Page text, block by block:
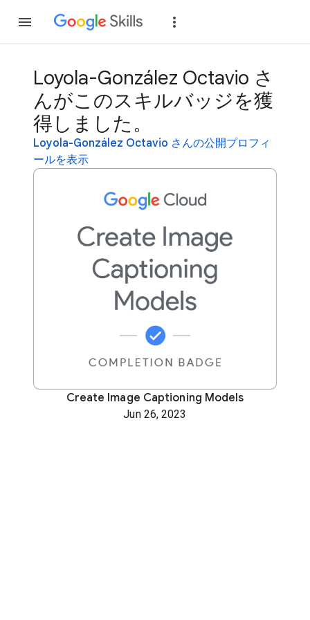
Loyola-González Octavio さ
んがこのスキルバッジを獲
得しました。
Loyola-González Octavio さんの公開プロフィ
ールを表示